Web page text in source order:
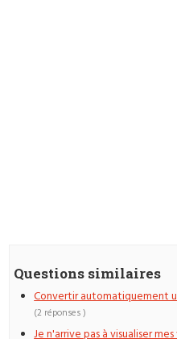
Questions similaires
Convertir automatiquement
(2 réponses )
Je n'arrive pas à visualiser